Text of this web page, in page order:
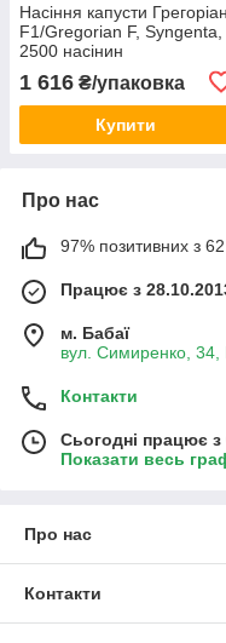
Насіння капусти Грегоріан
F1/Gregorian F, Syngenta,
2500 насінин
1 616 ₴/упаковка
Купити
Про нас
97% позитивних з 62
Працює з
м. Бабаї
вул. Симиренко, 34,
Контакти
Сьогодні працює
Показати весь
Про нас
Контакти